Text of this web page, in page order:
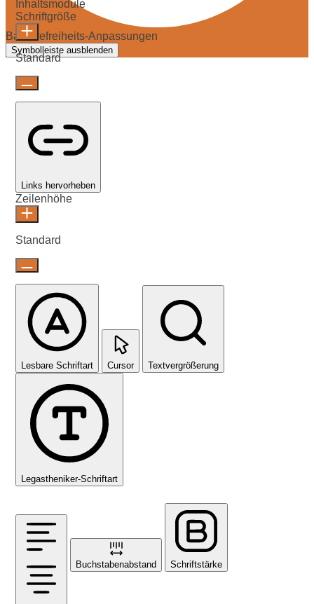
Barrierefreiheits-Anpassungen
Symbolleiste ausblenden
Inhaltsmodule
Schriftgröße
Standard
Links hervorheben
Zeilenhöhe
Standard
Lesbare Schriftart Cursor Textvergrößerung
Legastheniker-Schriftart
Buchstabenabstand Schriftstärke